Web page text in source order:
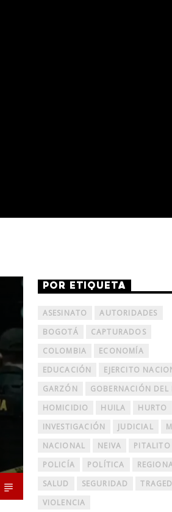
POR ETIQUETA
ASESINATO
AUTORIDADES
BOGOTÁ
CAPTURADOS
COLOMBIA
ECONOMÍA
EDUCACIÓN
EJERCITO
GARZÓN
GOBERNACIÓN DEL
HOMICIDIO
HUILA
HURTO
INVESTIGACIÓN
JUDICIAL
NACIONAL
NEIVA
PITALITO
POLICÍA
POLÍTICA
SALUD
SEGURIDAD
VIOLENCIA